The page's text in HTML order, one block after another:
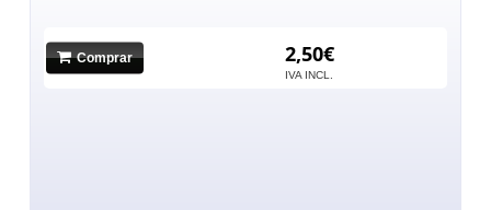
Comprar 2,50€
IVA INCL.